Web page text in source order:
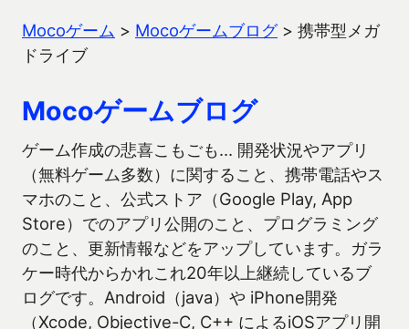
Mocoゲーム > Mocoゲームブログ> 携帯型メガ
ドライブ
Mocoゲームブログ
ゲーム作成の悲喜こもごも… 開発状況やアプリ
（無料ゲーム多数）に関すること、携帯電話やス
マホのこと、公式ストア（Google Play, App
Store）でのアプリ公開のこと、プログラミング
のこと、更新情報などをアップしています。ガラ
ケー時代からかれこれ20年以上継続しているブ
ログです。Android（java）や iPhone開発
（Xcode, Objective-C, C++ によるiOSアプリ開